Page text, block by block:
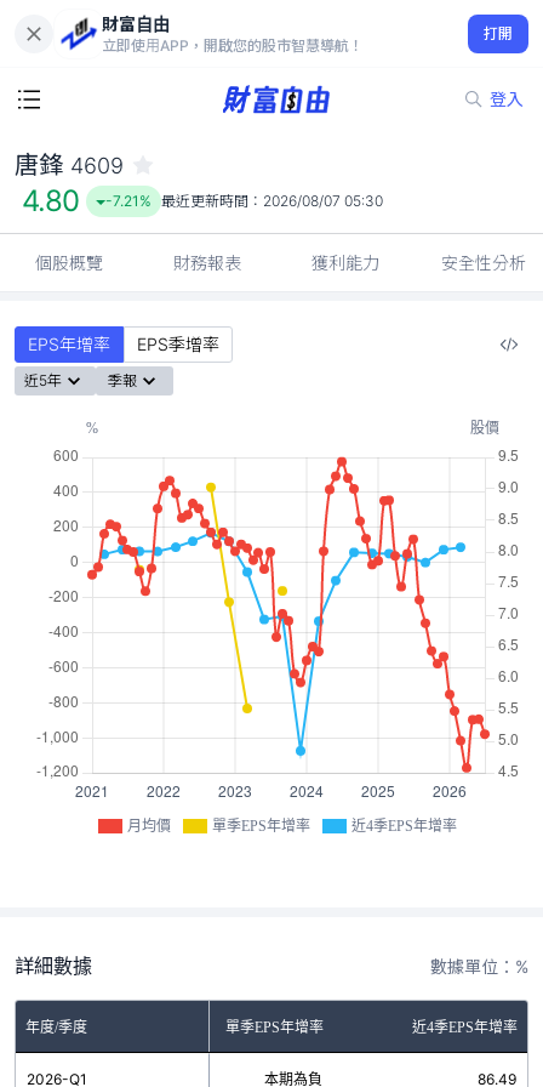
財富自由
立即使用APP，開啟您的股市智慧導航！
打開
登入
4.80
-7.21%
唐鋒 4609
4.80 -7.21% 最近更新時間： 2026/08/07 05:30
個股概覽 財務報表 獲利能力 安全性分析
EPS年增率 EPS季增率
近5年 季報
月均價 單季EPS年增率 近4季EPS年增率
詳細數據 數據單位：%
年度/季度 單季EPS年增率 近4季EPS年增率
2026-Q1 本期為負 86.49